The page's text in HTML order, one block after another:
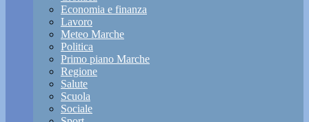
Economia e finanza
Lavoro
Meteo Marche
Politica
Primo piano Marche
Regione
Salute
Scuola
Sociale